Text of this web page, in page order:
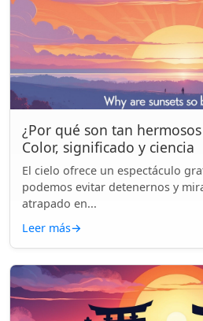
¿Por qué son tan
Color, significado y ciencia
El cielo ofrece un espectáculo
podemos evitar detenernos y
atrapado en...
Leer más→